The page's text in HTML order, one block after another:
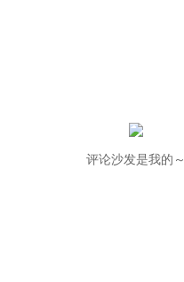
评论沙发是我的～